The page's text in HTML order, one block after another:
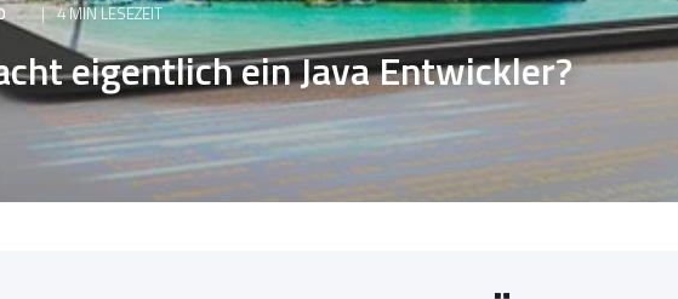
4 MIN LESEZEIT
eigentlich ein Java Entwickler?